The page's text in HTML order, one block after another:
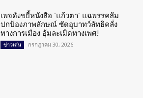
เพจดังขยี้หนังสือ ‘แก้วตา’ แฉพรรคส้ม
ปกป้องภาพลักษณ์ ซัดอุบาทว์ลัทธิคลั่ง
ทางการเมือง อุ้มละเมิดทางเพศ!
ข่าวเด่น กรกฎาคม 30, 2026